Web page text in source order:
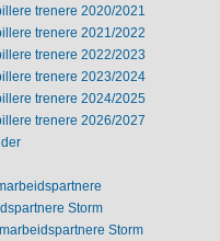
trenere 2020/2021
trenere 2021/2022
trenere 2022/2023
trenere 2023/2024
trenere 2024/2025
trenere 2026/2027
Storm
Storm